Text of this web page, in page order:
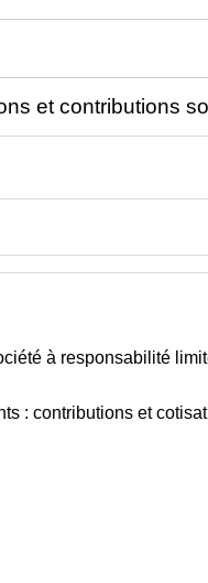
et contributions
à responsabilité
: contributions et